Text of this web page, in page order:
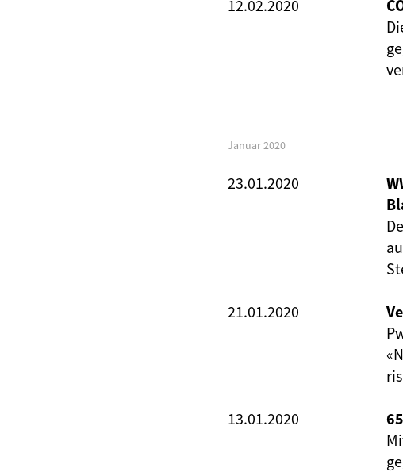
12.02.2020
Januar 2020
23.01.2020
21.01.2020
13.01.2020